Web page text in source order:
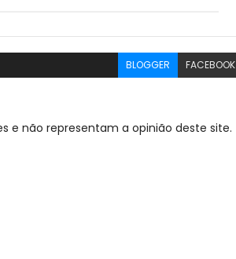
BLOGGER FACEBOOK
e não representam a opinião deste site.